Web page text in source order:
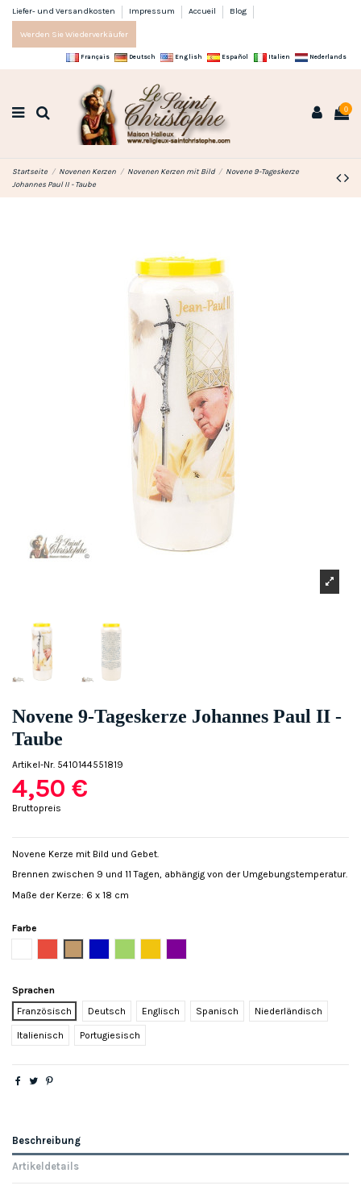
Liefer- und Versandkosten Impressum Accueil Blog
Werden Sie Wiederverkäufer
Français Deutsch English Español Italien Nederlands
0
Startseite Novenen Kerzen Novenen Kerzen mit Bild
Novene 9-Tageskerze
Johannes Paul II - Taube
Novene 9-Tageskerze Johannes Paul II -
Taube
Artikel-Nr. 5410144551819
4,50 €
Bruttopreis
Novene Kerze mit Bild und Gebet.
Brennen zwischen 9 und 11 Tagen, abhängig von der Umgebungstemperatur.
Maße der Kerze: 6 x 18 cm
Farbe
Sprachen
Französisch
Deutsch Englisch Spanisch Niederländisch
Italienisch Portugiesisch
Beschreibung
Artikeldetails